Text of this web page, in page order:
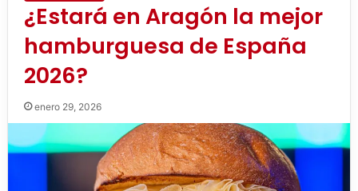
¿Estará en Aragón la mejor
hamburguesa de España
2026?
enero 29, 2026